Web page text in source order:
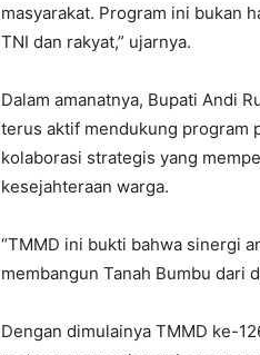
masyarakat. Program ini bukan
TNI dan rakyat,” ujarnya.
Dalam amanatnya, Bupati Andi
terus aktif mendukung program
kolaborasi strategis yang
kesejahteraan warga.
“TMMD ini bukti bahwa sinergi
membangun Tanah Bumbu dari
Dengan dimulainya TMMD ke-